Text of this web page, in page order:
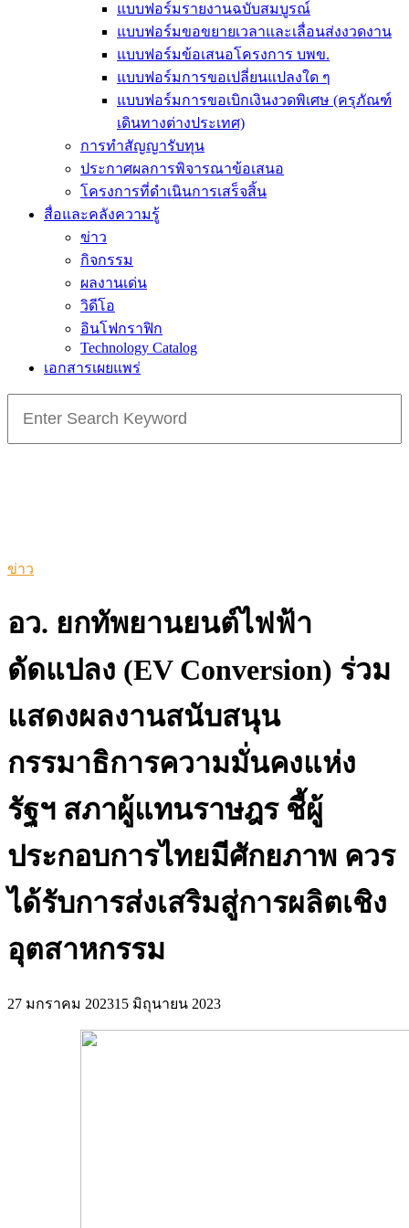
แบบฟอร์มรายงานฉบับสมบูรณ์
แบบฟอร์มขอขยายเวลาและเลื่อนส่งงวดงาน
แบบฟอร์มข้อเสนอโครงการ บพข.
แบบฟอร์มการขอเปลี่ยนแปลงใด ๆ
แบบฟอร์มการขอเบิกเงินงวดพิเศษ (ครุภัณฑ์
เดินทางต่างประเทศ)
การทำสัญญารับทุน
ประกาศผลการพิจารณาข้อเสนอ
โครงการที่ดำเนินการเสร็จสิ้น
สื่อและคลังความรู้
ข่าว
กิจกรรม
ผลงานเด่น
วิดีโอ
อินโฟกราฟิก
Technology Catalog
เอกสารเผยแพร่
for:
ข่าว
อว. ยกทัพยานยนต์ไฟฟ้า
ดัดแปลง (EV Conversion) ร่วม
แสดงผลงานสนับสนุน
กรรมาธิการความมั่นคงแห่ง
รัฐฯ สภาผู้แทนราษฎร ชี้ผู้
ประกอบการไทยมีศักยภาพ ควร
ได้รับการส่งเสริมสู่การผลิตเชิง
อุตสาหกรรม
27 มกราคม 202315 มิถุนายน 2023